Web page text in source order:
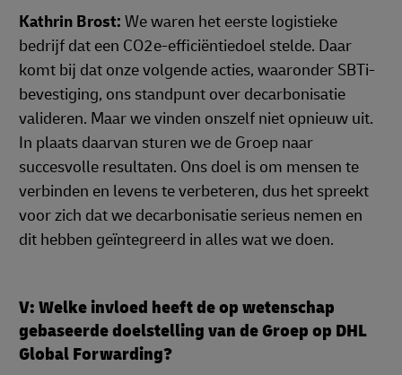
Kathrin Brost: We waren het eerste logistieke
bedrijf dat een CO2e-efficiëntiedoel stelde. Daar
komt bij dat onze volgende acties, waaronder SBTi-
bevestiging, ons standpunt over decarbonisatie
valideren. Maar we vinden onszelf niet opnieuw uit.
In plaats daarvan sturen we de Groep naar
succesvolle resultaten. Ons doel is om mensen te
verbinden en levens te verbeteren, dus het spreekt
voor zich dat we decarbonisatie serieus nemen en
dit hebben geïntegreerd in alles wat we doen.
V: Welke invloed heeft de op wetenschap
gebaseerde doelstelling van de Groep op DHL
Global Forwarding?